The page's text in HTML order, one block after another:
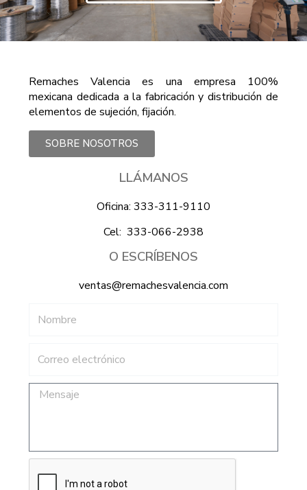
Remaches Valencia es una empresa 100%
mexicana dedicada a la fabricación y distribución de
elementos de sujeción, fijación.
SOBRE NOSOTROS
LLÁMANOS
Oficina: 333-311-9110
Cel: 333-066-2938
O ESCRÍBENOS
ventas@remachesvalencia.com
Nombre
Correo
Mensaje